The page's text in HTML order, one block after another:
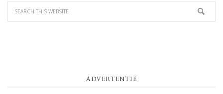
ADVERTENTIE